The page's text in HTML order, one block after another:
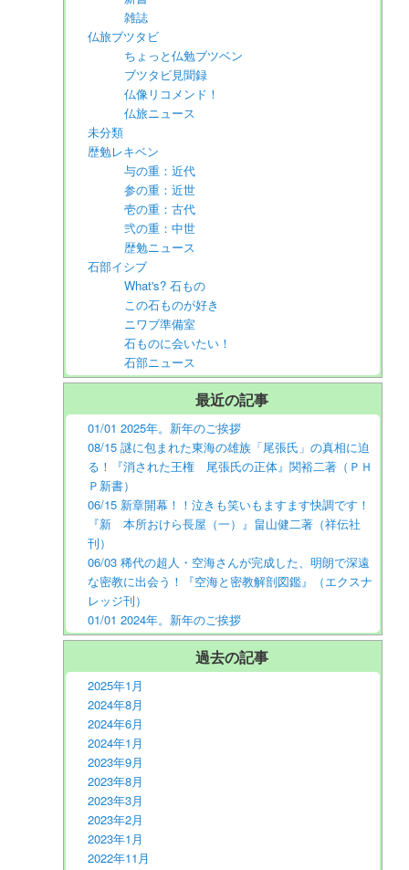
雑誌
仏旅ブツタビ
ちょっと仏勉ブツベン
ブツタビ見聞録
仏像リコメンド！
仏旅ニュース
未分類
歴勉レキベン
与の重：近代
参の重：近世
壱の重：古代
弐の重：中世
歴勉ニュース
石部イシブ
What's? 石もの
この石ものが好き
ニワブ準備室
石ものに会いたい！
石部ニュース
最近の記事
01/01 2025年。新年のご挨拶
08/15 謎に包まれた東海の雄族「尾張氏」の真相に迫
る！『消された王権 尾張氏の正体』関裕二著（ＰＨ
Ｐ新書）
06/15 新章開幕！！泣きも笑いもますます快調です！
『新 本所おけら長屋（一）』畠山健二著（祥伝社
刊）
06/03 稀代の超人・空海さんが完成した、明朗で深遠
な密教に出会う！『空海と密教解剖図鑑』（エクスナ
レッジ刊）
01/01 2024年。新年のご挨拶
過去の記事
2025年1月
2024年8月
2024年6月
2024年1月
2023年9月
2023年8月
2023年3月
2023年2月
2023年1月
2022年11月